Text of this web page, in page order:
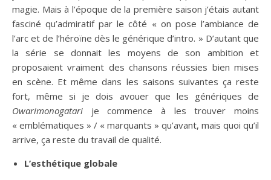
magie. Mais à l’époque de la première saison j’étais autant
fasciné qu’admiratif par le côté « on pose l’ambiance de
l’arc et de l’héroïne dès le générique d’intro. » D’autant que
la série se donnait les moyens de son ambition et
proposaient vraiment des chansons réussies bien mises
en scène. Et même dans les saisons suivantes ça reste
fort, même si je dois avouer que les génériques de
Owarimonogatari je commence à les trouver moins
« emblématiques » / « marquants » qu’avant, mais quoi qu’il
arrive, ça reste du travail de qualité.
L’esthétique globale